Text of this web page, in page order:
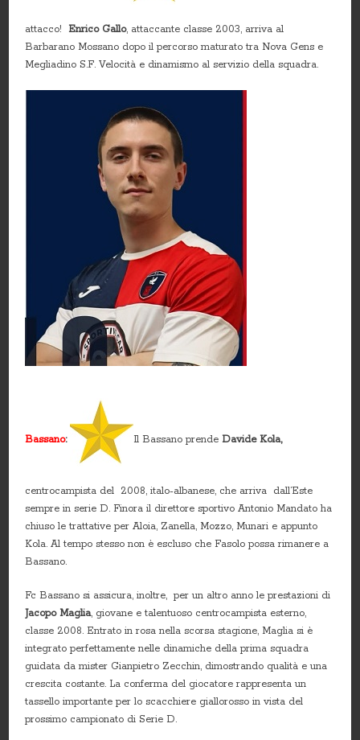
attacco!Enrico Gallo, attaccante classe 2003, arriva al
Barbarano Mossano dopo il percorso maturato tra Nova Gens e
Megliadino S.F. Velocità e dinamismo al servizio della squadra.
Bassano: Il Bassano prendeDavide Kola,
centrocampista del 2008, italo-albanese, che arriva dall’Este
sempre in serie D. Finora il direttore sportivo Antonio Mandato ha
chiuso le trattative per Aloia, Zanella, Mozzo, Munari e appunto
Kola. Al tempo stesso non è escluso che Fasolo possa rimanere a
Bassano.
Fc Bassano si assicura, inoltre, per un altro anno le prestazioni di
Jacopo Maglia, giovane e talentuoso centrocampista esterno,
classe 2008. Entrato in rosa nella scorsa stagione, Maglia si è
integrato perfettamente nelle dinamiche della prima squadra
guidata da mister Gianpietro Zecchin, dimostrando qualità e una
crescita costante. La conferma del giocatore rappresenta un
tassello importante per lo scacchiere giallorosso in vista del
prossimo campionato di Serie D.